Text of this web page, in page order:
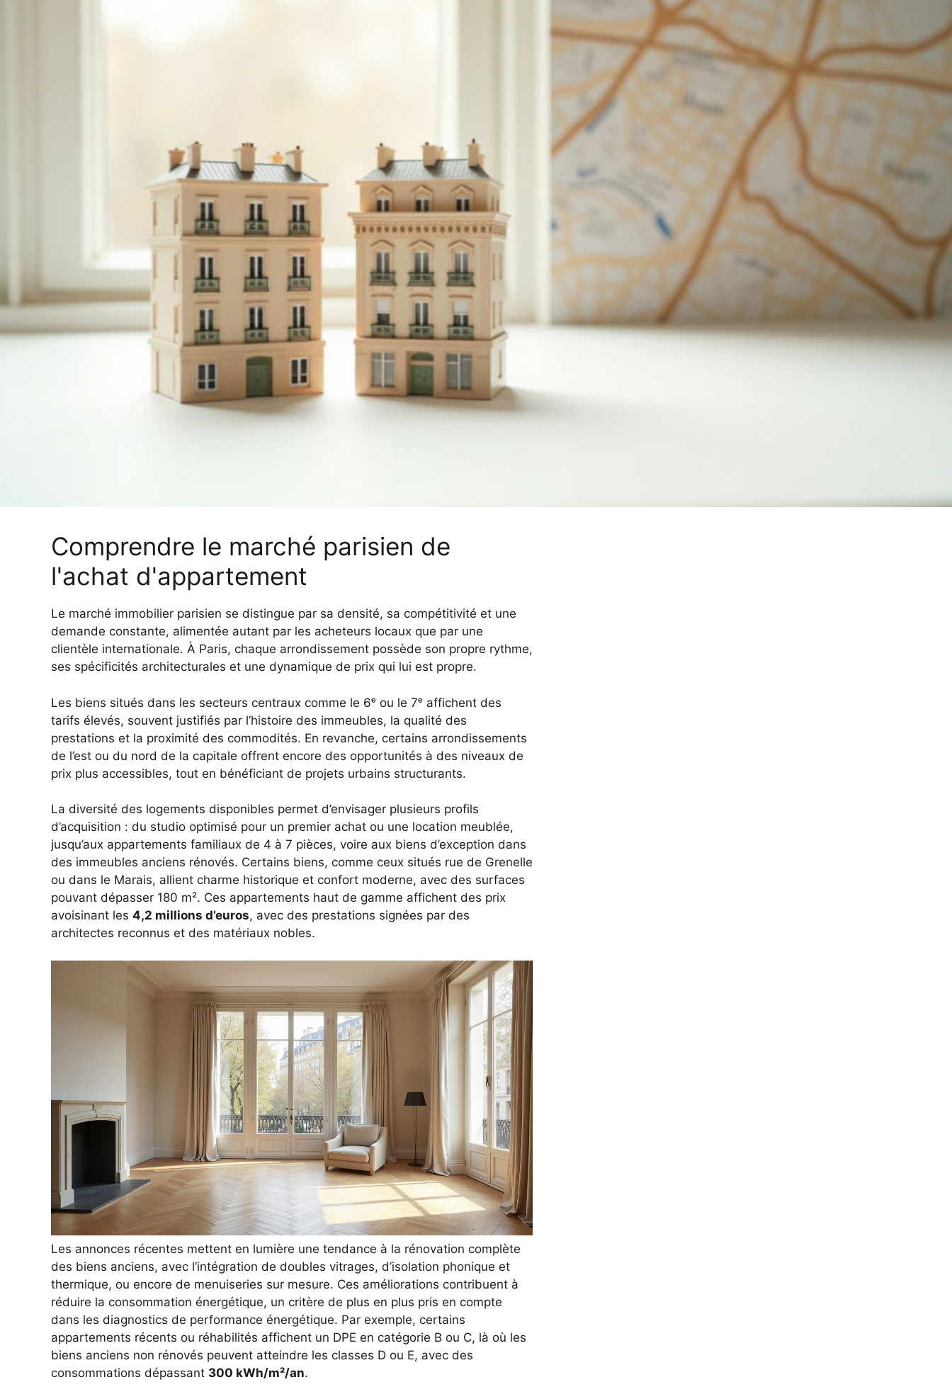
Comprendre le marché parisien de
l'achat d'appartement
Le marché immobilier parisien se distingue par sa densité, sa compétitivité et une
demande constante, alimentée autant par les acheteurs locaux que par une
clientèle internationale. À Paris, chaque arrondissement possède son propre rythme,
ses spécificités architecturales et une dynamique de prix qui lui est propre.
Les biens situés dans les secteurs centraux comme le 6ᵉ ou le 7ᵉ affichent des
tarifs élevés, souvent justifiés par l’histoire des immeubles, la qualité des
prestations et la proximité des commodités. En revanche, certains arrondissements
de l’est ou du nord de la capitale offrent encore des opportunités à des niveaux de
prix plus accessibles, tout en bénéficiant de projets urbains structurants.
La diversité des logements disponibles permet d’envisager plusieurs profils
d’acquisition : du studio optimisé pour un premier achat ou une location meublée,
jusqu’aux appartements familiaux de 4 à 7 pièces, voire aux biens d’exception dans
des immeubles anciens rénovés. Certains biens, comme ceux situés rue de Grenelle
ou dans le Marais, allient charme historique et confort moderne, avec des surfaces
pouvant dépasser 180 m². Ces appartements haut de gamme affichent des prix
avoisinant les 4,2 millions d’euros, avec des prestations signées par des
architectes reconnus et des matériaux nobles.
Les annonces récentes mettent en lumière une tendance à la rénovation complète
des biens anciens, avec l’intégration de doubles vitrages, d’isolation phonique et
thermique, ou encore de menuiseries sur mesure. Ces améliorations contribuent à
réduire la consommation énergétique, un critère de plus en plus pris en compte
dans les diagnostics de performance énergétique. Par exemple, certains
appartements récents ou réhabilités affichent un DPE en catégorie B ou C, là où les
biens anciens non rénovés peuvent atteindre les classes D ou E, avec des
consommations dépassant 300 kWh/m²/an.